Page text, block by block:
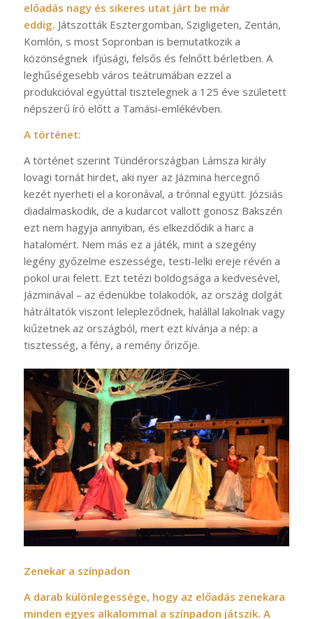
előadás nagy és sikeres utat járt be már
eddig. Játszották Esztergomban, Szigligeten, Zentán,
Komlón, s most Sopronban is bemutatkozik a
közönségnek ifjúsági, felsős és felnőtt bérletben. A
leghűségesebb város teátrumában ezzel a
produkcióval egyúttal tisztelegnek a 125 éve született
népszerű író előtt a Tamási-emlékévben.
A történet:
A történet szerint Tündérországban Lámsza király
lovagi tornát hirdet, aki nyer az Jázmina hercegnő
kezét nyerheti el a koronával, a trónnal együtt. Józsiás
diadalmaskodik, de a kudarcot vallott gonosz Bakszén
ezt nem hagyja annyiban, és elkezdődik a harc a
hatalomért. Nem más ez a játék, mint a szegény
legény győzelme eszessége, testi-lelki ereje révén a
pokol urai felett. Ezt tetézi boldogsága a kedvesével,
Jázminával – az édenükbe tolakodók, az ország dolgát
hátráltatók viszont lelepleződnek, halállal lakolnak vagy
kiűzetnek az országból, mert ezt kívánja a nép: a
tisztesség, a fény, a remény őrizője.
Zenekar a színpadon
A darab különlegessége, hogy az előadás zenekara
minden egyes alkalommal a színpadon játszik. A